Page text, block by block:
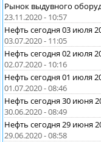
Рынок выдувного
23.11.2020 - 10:57
Нефть сегодня 03 июля
03.07.2020 - 11:05
Нефть сегодня 02 июля
02.07.2020 - 10:16
Нефть сегодня 01 июля
01.07.2020 - 08:46
Нефть сегодня 30 июня
30.06.2020 - 08:49
Нефть сегодня 29 июня
29.06.2020 - 08:58